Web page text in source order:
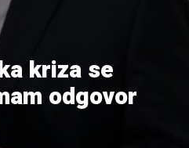
kriza se
odgovor